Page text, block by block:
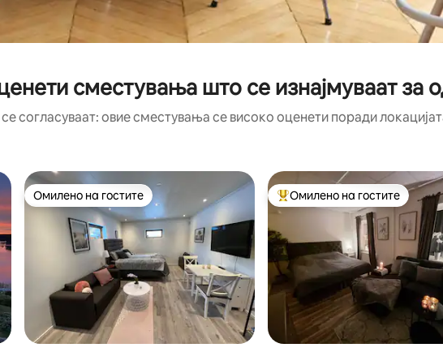
сместувања што се изнајмуваат за
се согласуваат: овие сместувања се високо оценети поради
Омилено на гостите
Омилено на гостите Меѓу најуспешните „Омилени
Омилено на гостите